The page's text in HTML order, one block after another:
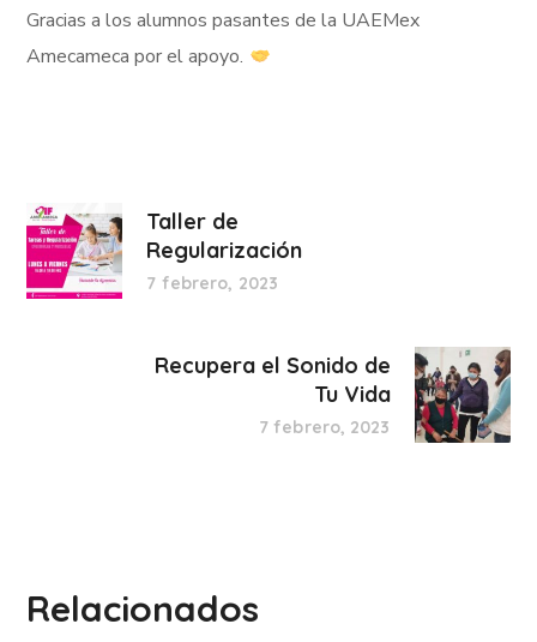
Gracias a los alumnos pasantes de la UAEMex
Amecameca por el apoyo.
Taller de
Regularización
7 febrero, 2023
Recupera el Sonido de
Tu Vida
7 febrero, 2023
Relacionados